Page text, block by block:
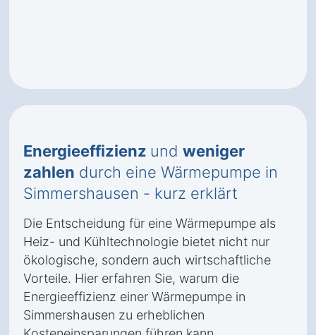
Energieeffizienz und weniger
zahlen durch eine Wärmepumpe in
Simmershausen - kurz erklärt
Die Entscheidung für eine Wärmepumpe als
Heiz- und Kühltechnologie bietet nicht nur
ökologische, sondern auch wirtschaftliche
Vorteile. Hier erfahren Sie, warum die
Energieeffizienz einer Wärmepumpe in
Simmershausen zu erheblichen